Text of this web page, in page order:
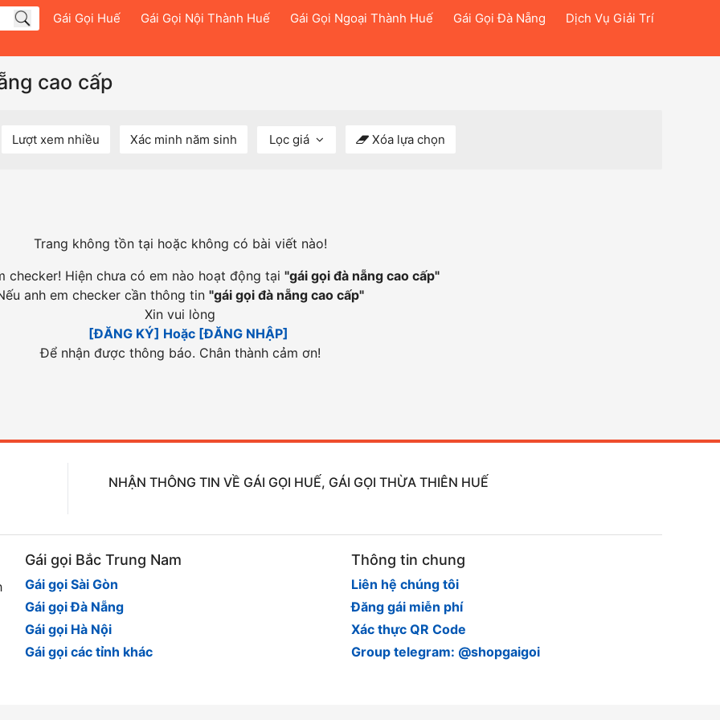
Gái Gọi Huế Gái Gọi Nội Thành Huế Gái Gọi Ngoại Thành Huế Gái Gọi Đà Nẵng Dịch Vụ Giải Trí
cao cấp
Lượt xem nhiều Xác minh năm sinh Lọc giá Xóa lựa chọn
Trang không tồn tại hoặc không có bài viết nào!
checker! Hiện chưa có em nào hoạt động tại "gái gọi đà nẵng cao cấp"
anh em checker cần thông tin "gái gọi đà nẵng cao cấp"
Xin vui lòng
[ĐĂNG KÝ] Hoặc [ĐĂNG NHẬP]
Để nhận được thông báo. Chân thành cảm ơn!
NHẬN THÔNG TIN VỀ GÁI GỌI HUẾ, GÁI GỌI THỪA THIÊN HUẾ
Gái gọi Bắc Trung Nam
Gái gọi Sài Gòn
Gái gọi Đà Nẵng
Gái gọi Hà Nội
Gái gọi các tỉnh khác
Thông tin chung
Liên hệ chúng tôi
Đăng gái miễn phí
Xác thực QR Code
Group telegram: @shopgaigoi